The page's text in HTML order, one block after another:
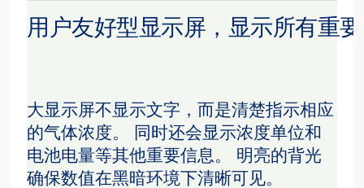
用户友好型显示屏，显示所有重
大显示屏不显示文字，而是清楚指示相应
的气体浓度。 同时还会显示浓度单位和
电池电量等其他重要信息。 明亮的背光
确保数值在黑暗环境下清晰可见。